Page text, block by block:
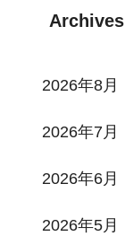
Archives
2026年8月
2026年7月
2026年6月
2026年5月